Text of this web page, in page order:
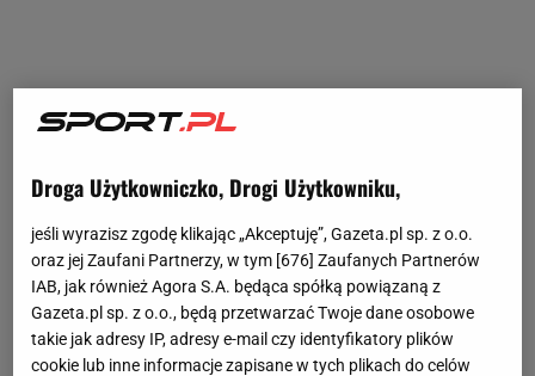
Droga Użytkowniczko, Drogi Użytkowniku,
jeśli wyrazisz zgodę klikając „Akceptuję”, Gazeta.pl sp. z o.o.
oraz jej Zaufani Partnerzy, w tym [676] Zaufanych Partnerów
IAB, jak również Agora S.A. będąca spółką powiązaną z
Gazeta.pl sp. z o.o., będą przetwarzać Twoje dane osobowe
takie jak adresy IP, adresy e-mail czy identyfikatory plików
cookie lub inne informacje zapisane w tych plikach do celów